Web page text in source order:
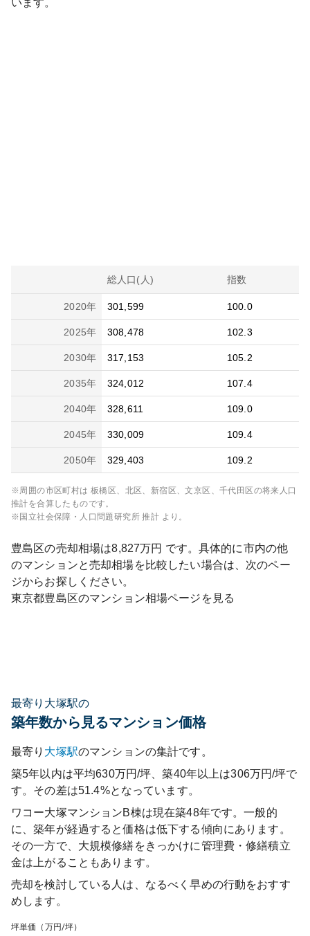
います。
総人口(人) 指数
2020年 301,599 100.0
2025年 308,478 102.3
2030年 317,153 105.2
2035年 324,012 107.4
2040年 328,611 109.0
2045年 330,009 109.4
2050年 329,403 109.2
※周囲の市区町村は 板橋区、北区、新宿区、文京区、千代田区の将来人口
推計を合算したものです。
※国立社会保障・人口問題研究所 推計 より。
豊島区の売却相場は8,827万円 です。具体的に市内の他
のマンションと売却相場を比較したい場合は、次のペー
ジからお探しください。
東京都豊島区のマンション相場ページを見る
最寄り大塚駅の
築年数から見るマンション価格
最寄り 大塚駅のマンションの集計です。
築5年以内は平均630万円/坪、築40年以上は306万円/坪で
す。その差は51.4%となっています。
ワコー大塚マンションB棟は現在築48年です。一般的
に、築年が経過すると価格は低下する傾向にあります。
その一方で、大規模修繕をきっかけに管理費・修繕積立
金は上がることもあります。
売却を検討している人は、なるべく早めの行動をおすす
めします。
坪単価（万円/坪）